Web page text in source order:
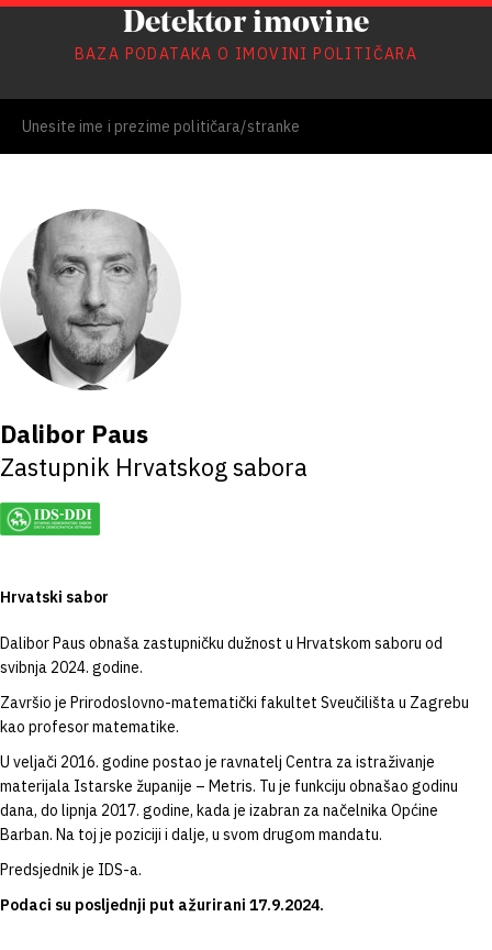
Detektor imovine
BAZA PODATAKA O IMOVINI POLITIČARA
Dalibor Paus
Zastupnik Hrvatskog sabora
Hrvatski sabor
Dalibor Paus obnaša zastupničku dužnost u Hrvatskom saboru od
svibnja 2024. godine.
Završio je Prirodoslovno-matematički fakultet Sveučilišta u Zagrebu
kao profesor matematike.
U veljači 2016. godine postao je ravnatelj Centra za istraživanje
materijala Istarske županije – Metris. Tu je funkciju obnašao godinu
dana, do lipnja 2017. godine, kada je izabran za načelnika Općine
Barban. Na toj je poziciji i dalje, u svom drugom mandatu.
Predsjednik je IDS-a.
Podaci su posljednji put ažurirani 17.9.2024.